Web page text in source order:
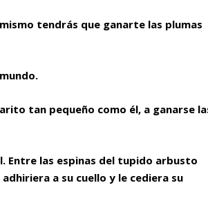
tendrás que ganarte las plumas
tan pequeño como él, a ganarse
Entre las espinas del tupido arbusto
a su cuello y le cediera su